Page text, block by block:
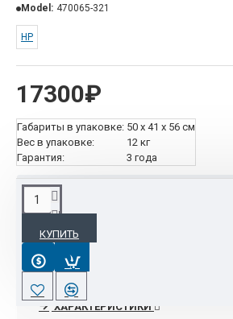
17300₽
Model: 470065-321
HP
Габариты в упаковке: 50 x 41 x 56 см
Вес в упаковке:
12 кг
Гарантия:
3 года
КУПИТЬ
ОПИСАНИЕ
Сервер ProLiant ML110G6 G6950 NHP
ХАРАКТЕРИСТИКИ